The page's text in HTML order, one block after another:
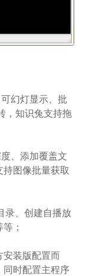
幻灯显示、批
，知识兔支持拖
、添加覆盖文
图像批量获取
、创建自播放
；
装版配置而
同时配置主程序